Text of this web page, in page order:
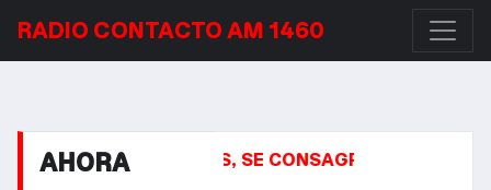
RADIO CONTACTO AM 1460
AHORA
WANDERERS, SE CONSAGRÓ CAMPEÓN Y